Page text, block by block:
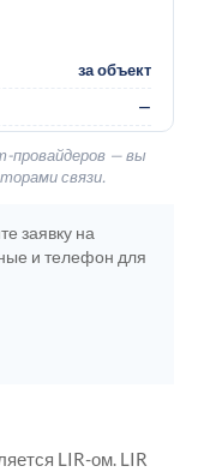
за объект
—
провайдеров — вы
связи.
заявку на
и телефон для
LIR-ом. LIR